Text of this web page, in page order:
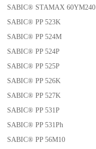
SABIC® STAMAX 60YM240
SABIC® PP 523K
SABIC® PP 524M
SABIC® PP 524P
SABIC® PP 525P
SABIC® PP 526K
SABIC® PP 527K
SABIC® PP 531P
SABIC® PP 531Ph
SABIC® PP 56M10